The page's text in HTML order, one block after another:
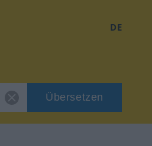
DE
Übersetzen